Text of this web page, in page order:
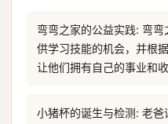
弯弯之家的公益实践: 弯
供学习技能的机会，并根
让他们拥有自己的事业和收
小猪杯的诞生与检测: 老